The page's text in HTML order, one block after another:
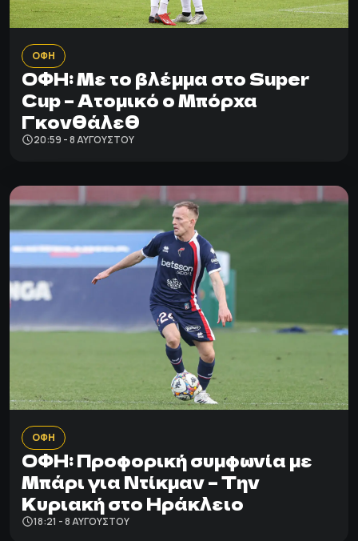
ΟΦΗ
ΟΦΗ: Με το βλέμμα στο Super
Cup – Ατομικό ο Μπόρχα
Γκονθάλεθ
20:59 - 8 ΑΥΓΟΎΣΤΟΥ
ΟΦΗ
ΟΦΗ: Προφορική συμφωνία με
Μπάρι για Ντίκμαν – Την
Κυριακή στο Ηράκλειο
18:21 - 8 ΑΥΓΟΎΣΤΟΥ